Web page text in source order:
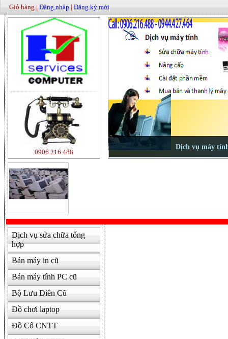
Giỏ hàng | Đăng nhập | Đăng ký mới
0906.216.488
Dịch vụ sửa chữa tổng
hợp
Bán máy in cũ
Bán máy tính PC cũ
Bộ Lưu Điên Cũ
Đồ chơi laptop
Đồ Cổ CNTT